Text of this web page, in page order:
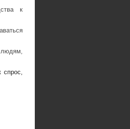
к
людям,
спрос,